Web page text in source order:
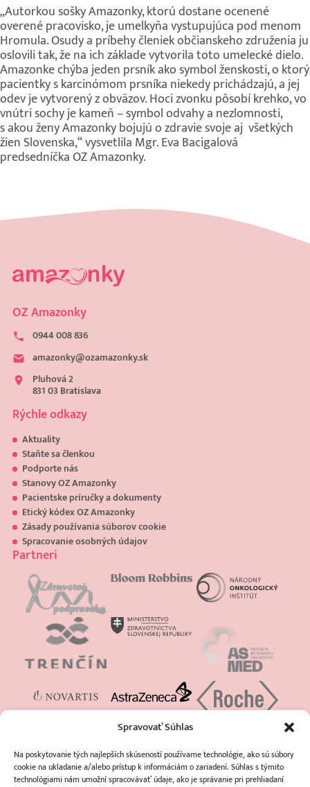
Spravovať Súhlas
Na poskytovanie tých najlepších skúseností používame technológie, ako sú súbory
cookie na ukladanie a/alebo prístup k informáciám o zariadení. Súhlas s týmito
technológiami nám umožní spracovávať údaje, ako je správanie pri prehliadaní
„Autorkou sošky Amazonky, ktorú dostane ocenené
overené pracovisko, je umelkyňa vystupujúca pod menom
Hromula. Osudy a príbehy členiek občianskeho združenia ju
oslovili tak, že na ich základe vytvorila toto umelecké dielo.
Amazonke chýba jeden prsník ako symbol ženskosti, o ktorý
pacientky s karcinómom prsníka niekedy prichádzajú, a jej
odev je vytvorený z obväzov. Hoci zvonku pôsobí krehko, vo
vnútri sochy je kameň – symbol odvahy a nezlomnosti,
s akou ženy Amazonky bojujú o zdravie svoje aj všetkých
žien Slovenska,“ vysvetlila Mgr. Eva Bacigalová
predsedníčka OZ Amazonky.
OZ Amazonky
0944 008 836
amazonky@ozamazonky.sk
Pluhová 2
831 03 Bratislava
Rýchle odkazy
Aktuality
Staňte sa členkou
Podporte nás
Stanovy OZ Amazonky
Pacientske príručky a dokumenty
Etický kódex OZ Amazonky
Zásady používania súborov cookie
Spracovanie osobných údajov
Partneri